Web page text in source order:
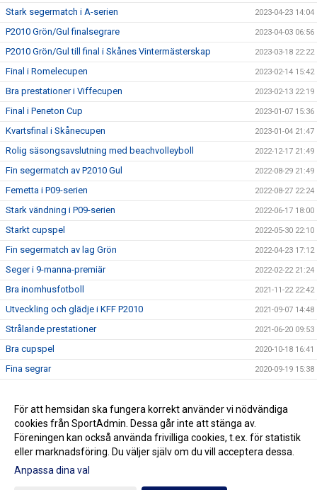
Stark segermatch i A-serien 2023-04-23 14:04
P2010 Grön/Gul finalsegrare 2023-04-03 06:56
P2010 Grön/Gul till final i Skånes Vintermästerskap 2023-03-18 22:22
Final i Romelecupen 2023-02-14 15:42
Bra prestationer i Viffecupen 2023-02-13 22:19
Final i Peneton Cup 2023-01-07 15:36
Kvartsfinal i Skånecupen 2023-01-04 21:47
Rolig säsongsavslutning med beachvolleyboll 2022-12-17 21:49
Fin segermatch av P2010 Gul 2022-08-29 21:49
Femetta i P09-serien 2022-08-27 22:24
Stark vändning i P09-serien 2022-06-17 18:00
Starkt cupspel 2022-05-30 22:10
Fin segermatch av lag Grön 2022-04-23 17:12
Seger i 9-manna-premiär 2022-02-22 21:24
Bra inomhusfotboll 2021-11-22 22:42
Utveckling och glädje i KFF P2010 2021-09-07 14:48
Strålande prestationer 2021-06-20 09:53
Bra cupspel 2020-10-18 16:41
Fina segrar 2020-09-19 15:38
Härlig seger för Lag Svart 2020-09-13 19:36
Matchrik helg 2020-05-24 19:06
För att hemsidan ska fungera korrekt använder vi nödvändiga
cookies från SportAdmin. Dessa går inte att stänga av.
Föreningen kan också använda frivilliga cookies, t.ex. för statistik
eller marknadsföring. Du väljer själv om du vill acceptera dessa.
Anpassa dina val